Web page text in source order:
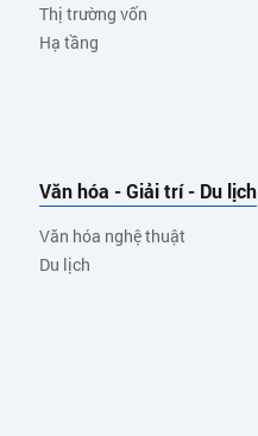
Thị trường vốn
Hạ tầng
Văn hóa - Giải trí - Du lịch
Văn hóa nghệ thuật
Du lịch